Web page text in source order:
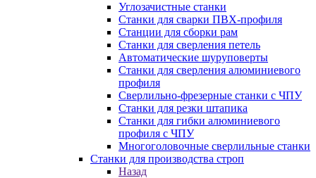
Углозачистные станки
Станки для сварки ПВХ-профиля
Станции для сборки рам
Станки для сверления петель
Автоматические шуруповерты
Станки для сверления алюминиевого
профиля
Сверлильно-фрезерные станки с ЧПУ
Станки для резки штапика
Станки для гибки алюминиевого
профиля с ЧПУ
Многоголовочные сверлильные станки
Станки для производства строп
Назад